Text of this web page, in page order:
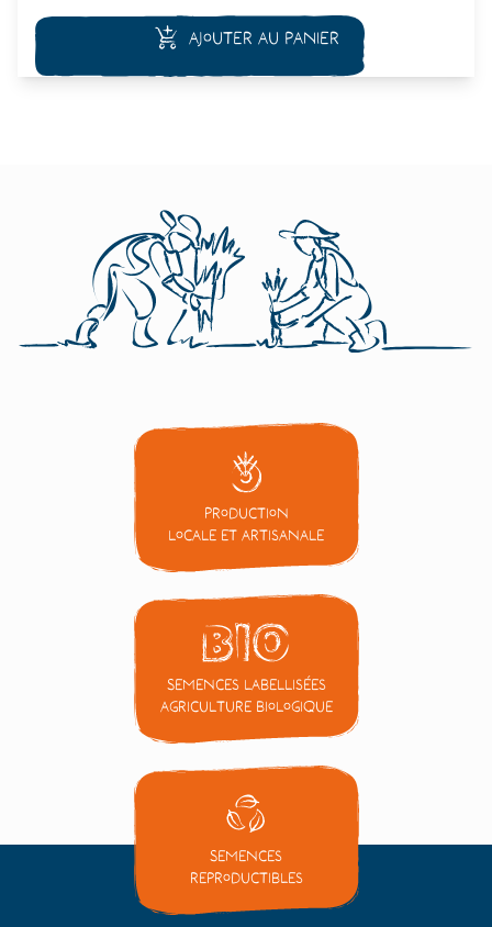
en particulier pour guérir les verrues.
Ajouter au panier
Production
locale et artisanale
Semences labellisées
Agriculture Biologique
Semences
reproductibles